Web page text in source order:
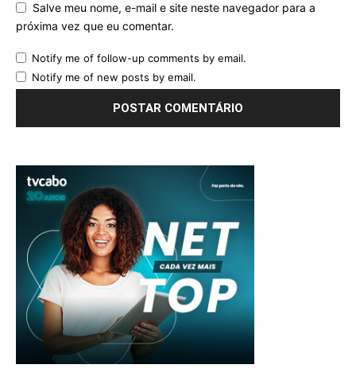
Salve meu nome, e-mail e site neste navegador para a
próxima vez que eu comentar.
Notify me of follow-up comments by email.
Notify me of new posts by email.